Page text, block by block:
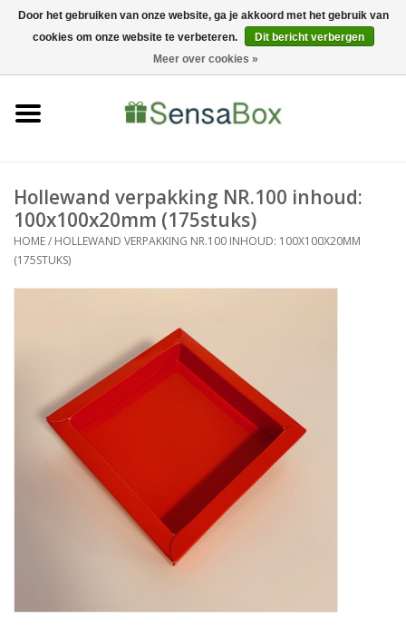
06-22022900 0 Artikelen - €0,00
Bewerkingen
Nieuws
Hollewand verpakking NR.100 inhoud:
100x100x20mm (175stuks)
HOME/ HOLLEWAND VERPAKKING NR.100 INHOUD: 100X100X20MM
(175STUKS)
Door het gebruiken van onze website, ga je akkoord met het gebruik van
cookies om onze website te verbeteren.
Dit bericht verbergen
Meer over cookies »